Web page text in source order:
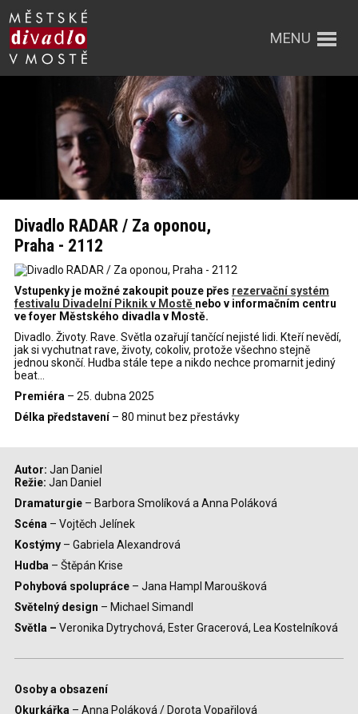
MENU
Divadlo RADAR / Za oponou,
Praha - 2112
Vstupenky je možné zakoupit pouze přes rezervační systém
festivalu Divadelní Piknik v Mostě nebo v informačním centru
ve foyer Městského divadla v Mostě.
Divadlo. Životy. Rave. Světla ozařují tančící nejisté lidi. Kteří nevědí,
jak si vychutnat rave, životy, cokoliv, protože všechno stejně
jednou skončí. Hudba stále tepe a nikdo nechce promarnit jediný
beat...
Premiéra – 25. dubna 2025
Délka představení– 80 minut bez přestávky
Autor: Jan Daniel
Režie: Jan Daniel
Dramaturgie– Barbora Smolíková a Anna Poláková
Scéna – Vojtěch Jelínek
Kostýmy– Gabriela Alexandrová
Hudba – Štěpán Krise
Pohybová spolupráce– Jana Hampl Maroušková
Světelný design – Michael Simandl
Světla – Veronika Dytrychová, Ester Gracerová, Lea Kostelníková
Osoby a obsazení
Okurkářka – Anna Poláková / Dorota Vopařilová